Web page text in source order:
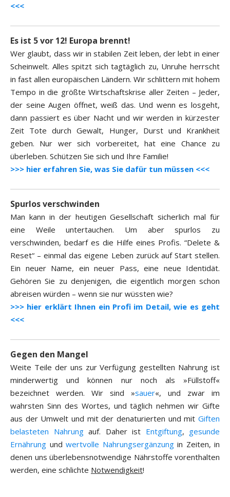
<<<
Es ist 5 vor 12! Europa brennt!
Wer glaubt, dass wir in stabilen Zeit leben, der lebt in einer
Scheinwelt. Alles spitzt sich tagtäglich zu, Unruhe herrscht
in fast allen europäischen Ländern. Wir schlittern mit hohem
Tempo in die größte Wirtschaftskrise aller Zeiten – Jeder,
der seine Augen öffnet, weiß das. Und wenn es losgeht,
dann passiert es über Nacht und wir werden in kürzester
Zeit Tote durch Gewalt, Hunger, Durst und Krankheit
geben. Nur wer sich vorbereitet, hat eine Chance zu
überleben. Schützen Sie sich und Ihre Familie!
>>> hier erfahren Sie, was Sie dafür tun müssen <<<
Spurlos verschwinden
Man kann in der heutigen Gesellschaft sicherlich mal für
eine Weile untertauchen. Um aber spurlos zu
verschwinden, bedarf es die Hilfe eines Profis. “Delete &
Reset“ – einmal das eigene Leben zurück auf Start stellen.
Ein neuer Name, ein neuer Pass, eine neue Identidät.
Gehören Sie zu denjenigen, die eigentlich morgen schon
abreisen würden – wenn sie nur wüssten wie?
>>> hier erklärt Ihnen ein Profi im Detail, wie es geht
<<<
Gegen den Mangel
Weite Teile der uns zur Verfügung gestellten Nahrung ist
minderwertig und können nur noch als »Füllstoff«
bezeichnet werden. Wir sind »sauer«, und zwar im
wahrsten Sinn des Wortes, und täglich nehmen wir Gifte
aus der Umwelt und mit der denaturierten und mit Giften
belasteten Nahrungauf. Daher ist Entgiftung, gesunde
Ernährung und wertvolle Nahrungsergänzungin Zeiten, in
denen uns überlebensnotwendige Nährstoffe vorenthalten
werden, eine schlichte Notwendigkeit!